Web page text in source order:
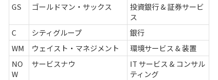
GS ゴールドマン・サックス
投資銀行 & 証券サービ
ス
C
シティグループ
銀行
WM
ウェイスト・マネジメント
環境サービス & 装置
NO
W
サービスナウ
IT サービス & コンサル
ティング